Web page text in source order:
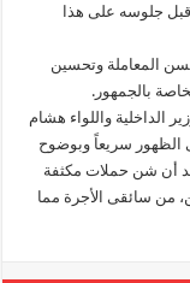
قبل جلوسه على هذا
المعاملة وتحسين
بالجمهور.
الداخلية واللواء هشام
الظهور سريعاً وبوضوح
أن شن حملات مكثفة
من سائقى الأجرة مما